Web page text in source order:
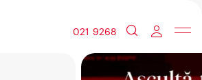
021 9268